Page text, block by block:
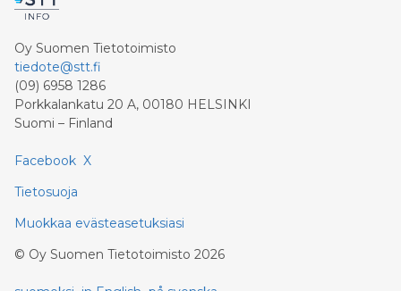
Oy Suomen Tietotoimisto
tiedote@stt.fi
(09) 6958 1286
Porkkalankatu 20 A, 00180 HELSINKI
Suomi – Finland
Facebook X
Tietosuoja
Muokkaa evästeasetuksiasi
© Oy Suomen Tietotoimisto 2026